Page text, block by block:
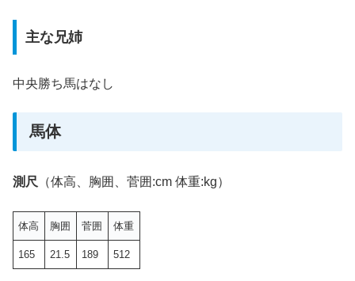
主な兄姉
中央勝ち馬はなし
馬体
測尺 （体高、胸囲、菅囲:cm 体重:kg）
体高 胸囲 菅囲 体重
165 21.5 189 512